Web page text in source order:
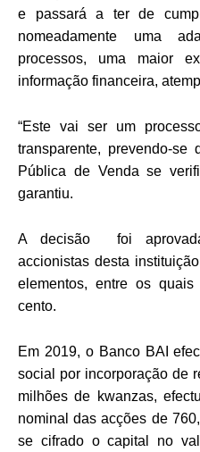
e passará a ter de
nomeadamente uma
processos, uma maior
informação financeira,
“Este vai ser um
transparente, prevendo-se
Pública de Venda se
garantiu.
A decisão foi
accionistas desta
elementos, entre os
cento.
Em 2019, o Banco BAI
social por incorporação de
milhões de kwanzas,
nominal das acções de
se cifrado o capital no